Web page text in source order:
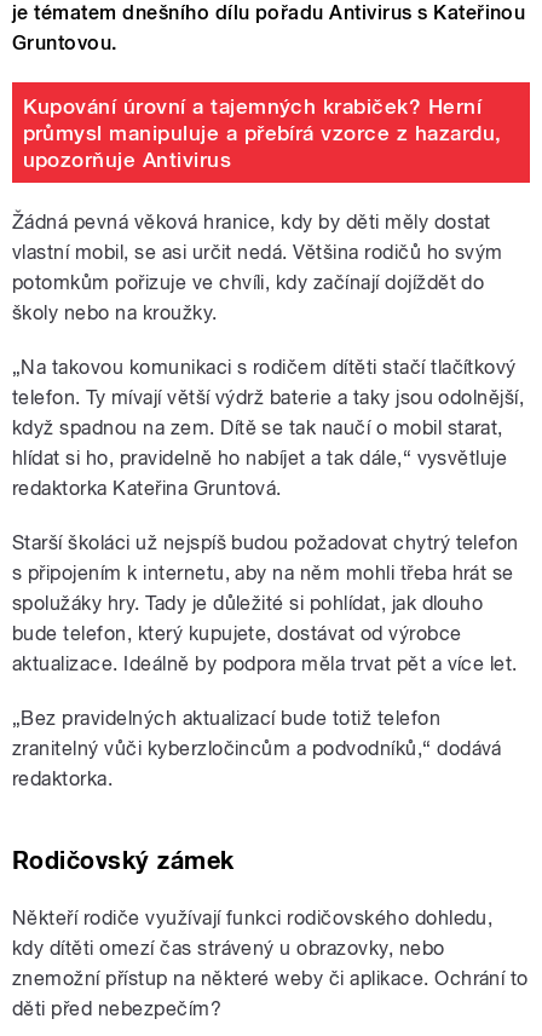
je tématem dnešního dílu pořadu Antivirus s Kateřinou
Gruntovou.
Kupování úrovní a tajemných krabiček? Herní
průmysl manipuluje a přebírá vzorce z hazardu,
upozorňuje Antivirus
Žádná pevná věková hranice, kdy by děti měly dostat
vlastní mobil, se asi určit nedá. Většina rodičů ho svým
potomkům pořizuje ve chvíli, kdy začínají dojíždět do
školy nebo na kroužky.
„Na takovou komunikaci s rodičem dítěti stačí tlačítkový
telefon. Ty mívají větší výdrž baterie a taky jsou odolnější,
když spadnou na zem. Dítě se tak naučí o mobil starat,
hlídat si ho, pravidelně ho nabíjet a tak dále,“ vysvětluje
redaktorka Kateřina Gruntová.
Starší školáci už nejspíš budou požadovat chytrý telefon
s připojením k internetu, aby na něm mohli třeba hrát se
spolužáky hry. Tady je důležité si pohlídat, jak dlouho
bude telefon, který kupujete, dostávat od výrobce
aktualizace. Ideálně by podpora měla trvat pět a více let.
„Bez pravidelných aktualizací bude totiž telefon
zranitelný vůči kyberzločincům a podvodníků,“ dodává
redaktorka.
Rodičovský zámek
Někteří rodiče využívají funkci rodičovského dohledu,
kdy dítěti omezí čas strávený u obrazovky, nebo
znemožní přístup na některé weby či aplikace. Ochrání to
děti před nebezpečím?